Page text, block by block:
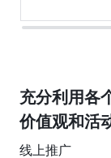
充分利用各
价值观和活
线上推广